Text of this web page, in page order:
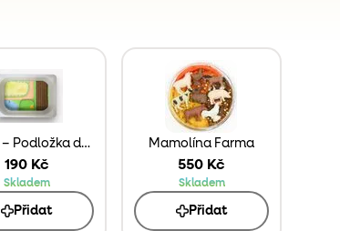
Farma – Podložka do Trofast Boxu
190 Kč
Skladem
Přidat
Mamolína Farma
550 Kč
Skladem
Přidat